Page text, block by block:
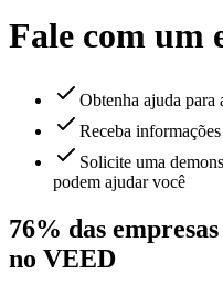
Fale com um
Obtenha ajuda
Receba
Solicite uma
podem ajudar você
76% das
no VEED